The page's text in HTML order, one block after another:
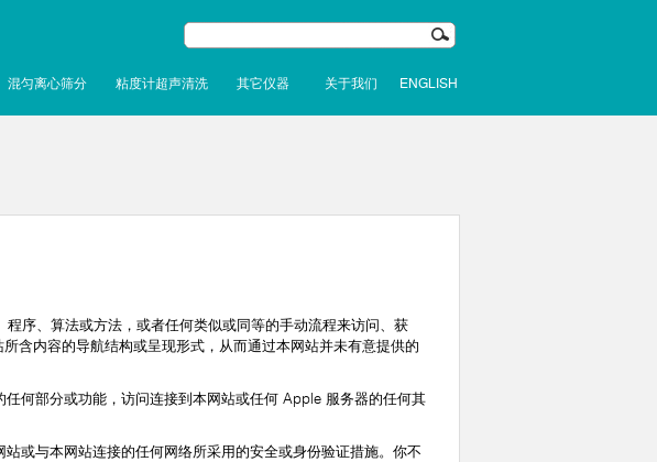
混匀离心筛分 粘度计超声清洗 其它仪器 关于我们 ENGLISH
序、算法或方法，或者任何类似或同等的手动流程来访问、获
含内容的导航结构或呈现形式，从而通过本网站并未有意提供的
何部分或功能，访问连接到本网站或任何 Apple 服务器的任何其
与本网站连接的任何网络所采用的安全或身份验证措施。你不